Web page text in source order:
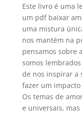
Este livro é uma
um pdf baixar
uma mistura
nos mantém na
pensamos sobre
somos
de nos inspirar a
fazer um
Os temas de
e universais,